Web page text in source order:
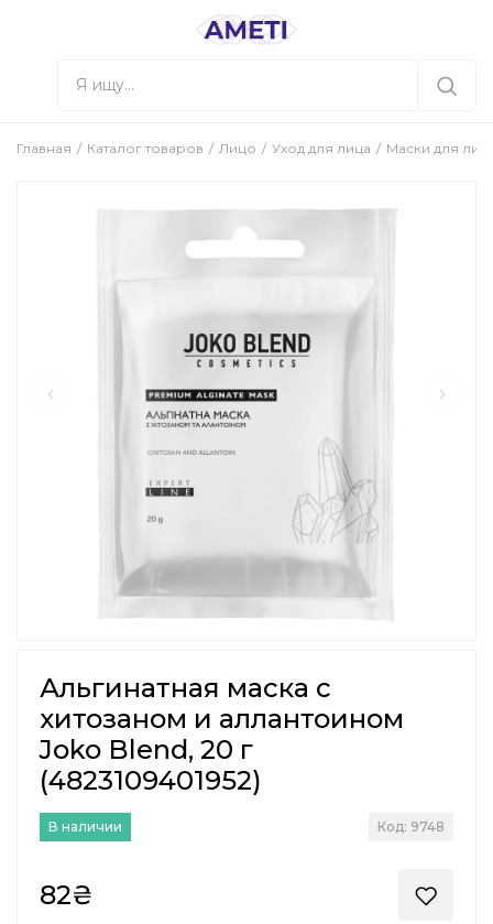
Главная Каталог товаров Лицо Уход для лица Маски для
Альгинатная маска с
хитозаном и аллантоином
Joko Blend, 20 г
(4823109401952)
В наличии Код: 9748
82₴